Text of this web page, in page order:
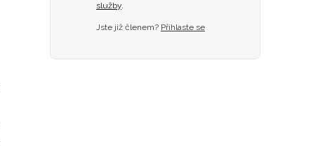
služby.
Jste již členem? Přihlaste se